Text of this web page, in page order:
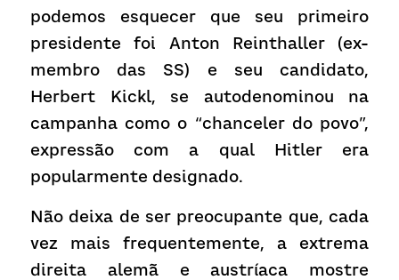
podemos esquecer que seu primeiro
presidente foi Anton Reinthaller (ex-
membro das SS) e seu candidato,
Herbert Kickl, se autodenominou na
campanha como o “chanceler do povo”,
expressão com a qual Hitler era
popularmente designado.
Não deixa de ser preocupante que, cada
vez mais frequentemente, a extrema
direita alemã e austríaca mostre